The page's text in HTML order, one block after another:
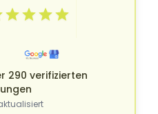
290 verifizierten